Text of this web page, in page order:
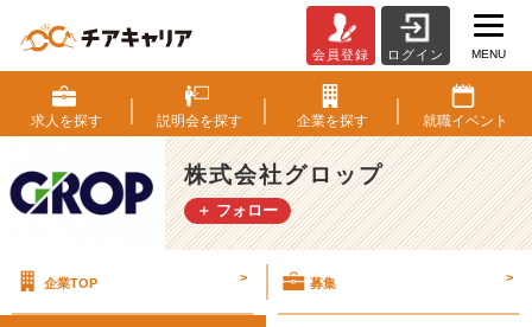
式
会
社
グ
ロ
ッ
明
会員登録 ログイン MENU
求人を探す 説明会を探す 企業を探す 就職イベント
株式会社グロップ
＋ フォロー
企業TOP > 募集 >